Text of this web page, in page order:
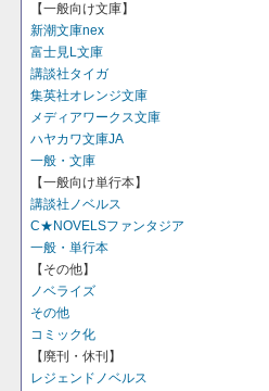
【一般向け文庫】
新潮文庫nex
富士見L文庫
講談社タイガ
集英社オレンジ文庫
メディアワークス文庫
ハヤカワ文庫JA
一般・文庫
【一般向け単行本】
講談社ノベルス
C★NOVELSファンタジア
一般・単行本
【その他】
ノベライズ
その他
コミック化
【廃刊・休刊】
レジェンドノベルス